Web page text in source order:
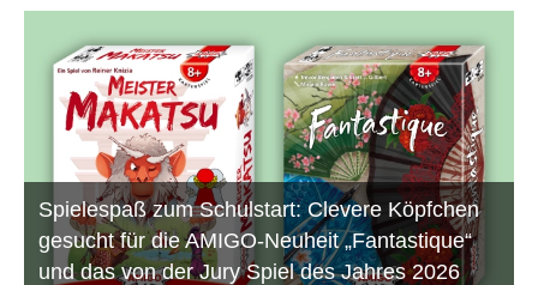
Spielespaß zum Schulstart: Clevere Köpfchen
gesucht für die AMIGO-Neuheit „Fantastique“
und das von der Jury Spiel des Jahres 2026